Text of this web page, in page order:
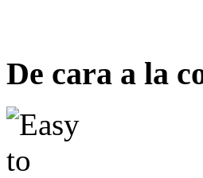
De cara a la